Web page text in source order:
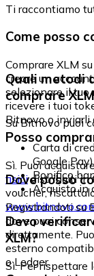
Ti raccontiamo
Come posso
Comprare XLM
creare un
selezionare il tuo
ricevere i tuoi
Bitnovo o inviarli
Quali metodi
comprare
Su Bitnovo puoi
Carta di
Google Pay)
Bonifico
Acquisto in
Posso
Sì. Puoi
fisicidistribuiti in
voucher,
Dove posso
Registrandoti su
dove puoi
direttamente.
esterno
o Ledger.
Devo
XLM?
Sì. Per rispettare